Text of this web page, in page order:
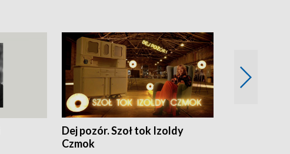
Dej pozór. Szoł tok Izoldy
Czmok